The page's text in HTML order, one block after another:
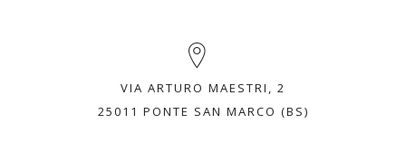
VIA ARTURO MAESTRI, 2
25011 PONTE SAN MARCO (BS)